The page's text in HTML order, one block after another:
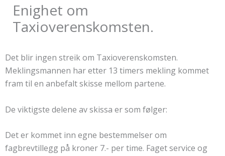
Enighet om
Taxioverenskomsten.
Det blir ingen streik om Taxioverenskomsten.
Meklingsmannen har etter 13 timers mekling kommet
fram til en anbefalt skisse mellom partene.
De viktigste delene av skissa er som følger:
Det er kommet inn egne bestemmelser om
fagbrevtillegg på kroner 7.- per time. Faget service og